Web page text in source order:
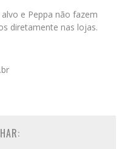
e Peppa não fazem
diretamente nas lojas.